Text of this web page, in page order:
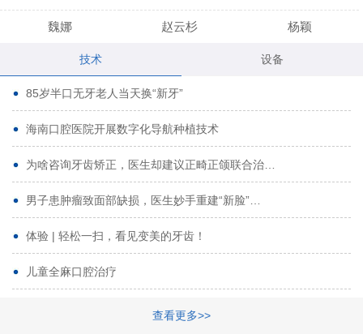
魏娜 赵云杉 杨颖
黄启龙
代艳虹 林芳诚
曹香林 姜炳华
姚宗将 梁春晓
林夏羽 颜晶
路娜 商晔
周碧玲
技术 设备
85岁半口无牙老人当天换“新牙”
海南口腔医院开展数字化导航种植技术
为啥咨询牙齿矫正，医生却建议正畸正颌联合治…
男子患肿瘤致面部缺损，医生妙手重建“新脸”…
体验 | 轻松一扫，看见变美的牙齿！
儿童全麻口腔治疗
查看更多>>